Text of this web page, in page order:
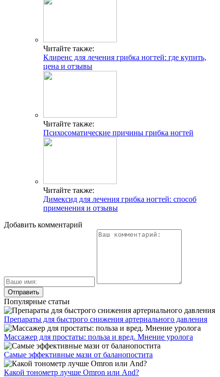
Читайте также:
Клиренс для лечения грибка ногтей: где купить,
цена и отзывы
Читайте также:
Психосоматические причины грибка ногтей
Читайте также:
Димексид для лечения грибка ногтей: способ
применения и отзывы
Добавить комментарий
Популярные статьи
Препараты для быстрого снижения артериального давления
Массажер для простаты: польза и вред. Мнение уролога
Самые эффективные мази от баланопостита
Какой тонометр лучше Omron или And?